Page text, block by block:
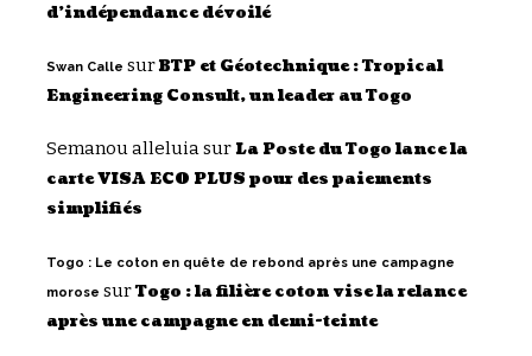
d’indépendance dévoilé
Swan Calle surBTP et Géotechnique : Tropical
Engineering Consult, un leader au Togo
Semanou alleluiasurLa Poste du Togo lance la
carte VISA ECO PLUS pour des paiements
simplifiés
Togo : Le coton en quête de rebond après une campagne
morose surTogo : la filière coton vise la relance
après une campagne en demi-teinte